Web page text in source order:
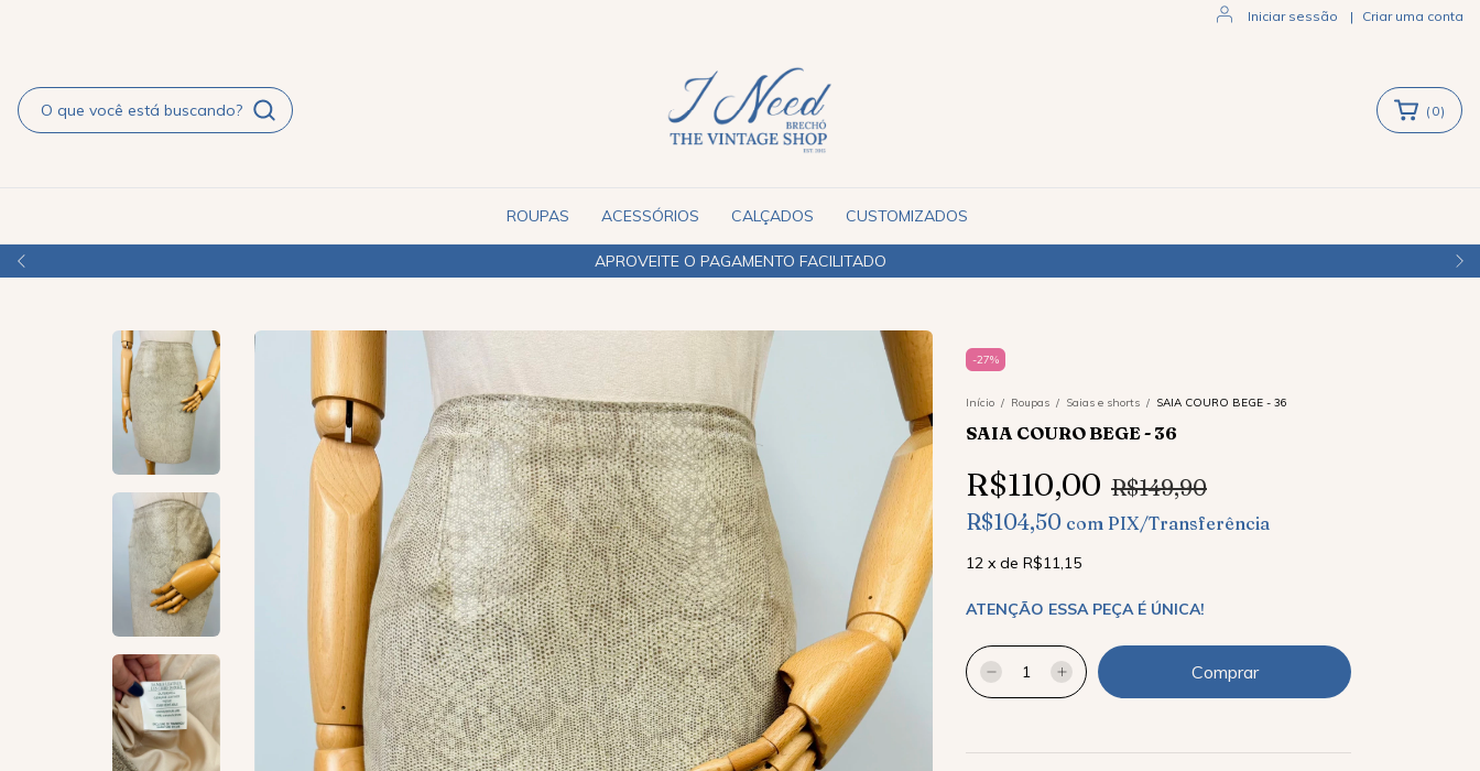
Iniciar sessão | Criar uma conta
ENVIAMOS PARA TODO O BRASIL
( 0)
ROUPAS ACESSÓRIOS CALÇADOS CUSTOMIZADOS
-27%
Início / Roupas / Saias e shorts / SAIA COURO BEGE - 36
SAIA COURO BEGE - 36
R$110,00 R$149,90
R$104,50 com PIX/Transferência
12 x de R$11,15
ATENÇÃO ESSA PEÇA É ÚNICA!